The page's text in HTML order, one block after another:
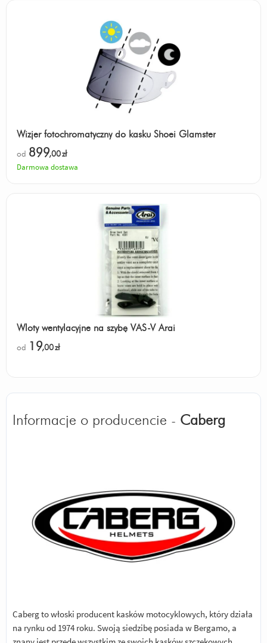
Wizjer fotochromatyczny do kasku Shoei Glamster
od 899,00zł
Darmowa dostawa
Wloty wentylacyjne na szybę VAS-V Arai
od 19,00zł
Informacje o producencie - Caberg
Caberg to włoski producent kasków motocyklowych, który działa
na rynku od 1974 roku. Swoją siedzibę posiada w Bergamo, a